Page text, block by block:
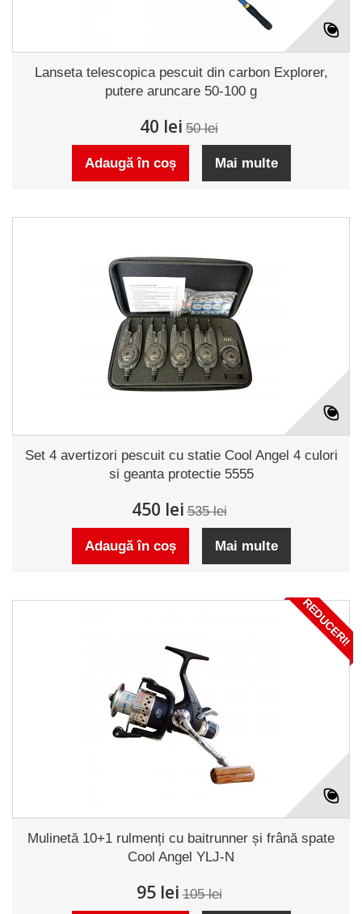
Lanseta telescopica pescuit din carbon Explorer,
putere aruncare 50-100 g
40 lei 50 lei
Adaugă în coș Mai multe
Set 4 avertizori pescuit cu statie Cool Angel 4 culori
si geanta protectie 5555
450 lei 535 lei
Adaugă în coș Mai multe
REDUCERI!
Mulinetă 10+1 rulmenți cu baitrunner și frână spate
Cool Angel YLJ-N
95 lei 105 lei